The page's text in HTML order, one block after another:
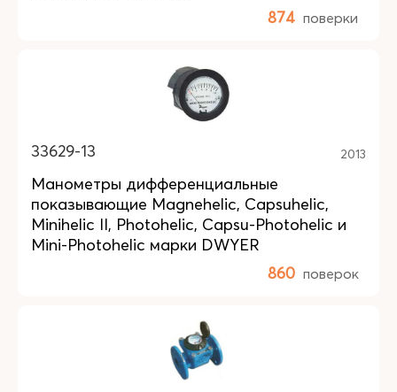
874 поверки
33629-13 2013
Манометры дифференциальные
показывающие Magnehelic, Capsuhelic,
Minihelic II, Photohelic, Capsu-Photohelic и
Mini-Photohelic марки DWYER
860 поверок